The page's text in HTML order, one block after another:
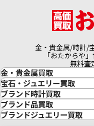
金・貴金属/時計/
「おたからや
無料査
金・貴金属買取
金買取
金の相場価格情報
金の参考買取価格一覧
インゴット買取
インゴットの相場価格情報
宝石・ジュエリー買取
宝石・ジュエリー買取
ダイヤモンド買取
ダイヤモンド・宝石の参考
リング・結婚指輪買取
ブランド時計買取
時計買取
ロレックス買取
ロレックス デイトナ買取
ブランド品買取
ブランド買取
ブランドジュエリー買取